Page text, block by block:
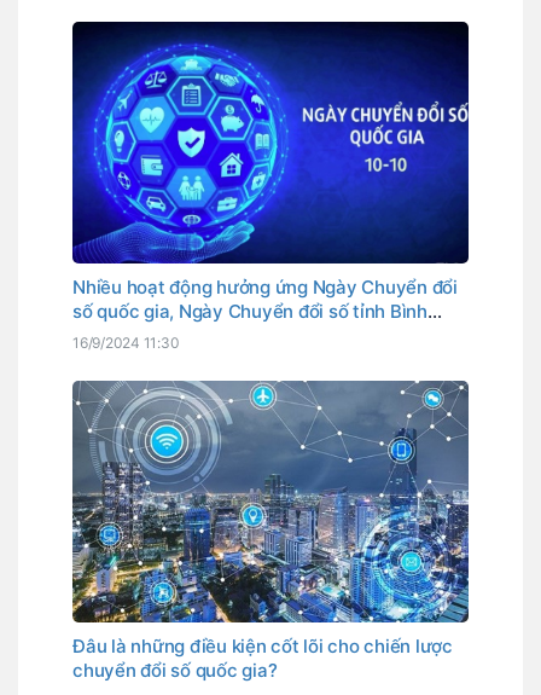
Nhiều hoạt động hưởng ứng Ngày Chuyển đổi
số quốc gia, Ngày Chuyển đổi số tỉnh Bình
Thuận
16/9/2024 11:30
Đâu là những điều kiện cốt lõi cho chiến lược
chuyển đổi số quốc gia?